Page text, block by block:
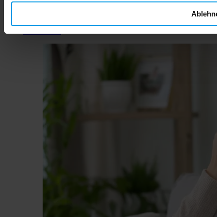
comment FamiCord Suisse vous accompagne dans votre
démarche de prévention pour offrir à votre enfant le meilleur